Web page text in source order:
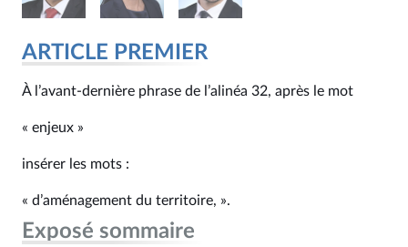
ARTICLE PREMIER
À l’avant-dernière phrase de l’alinéa 32, après le mot
« enjeux »
insérer les mots :
« d’aménagement du territoire, ».
Exposé sommaire